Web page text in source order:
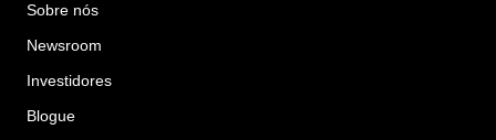
Sobre nós
Newsroom
Investidores
Blogue